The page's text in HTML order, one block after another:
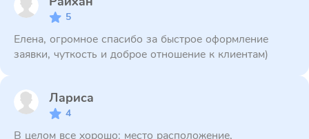
5
Елена, огромное спасибо за быстрое оформление
заявки, чуткость и доброе отношение к клиентам)
Лариса
4
В целом все хорошо: место расположение,